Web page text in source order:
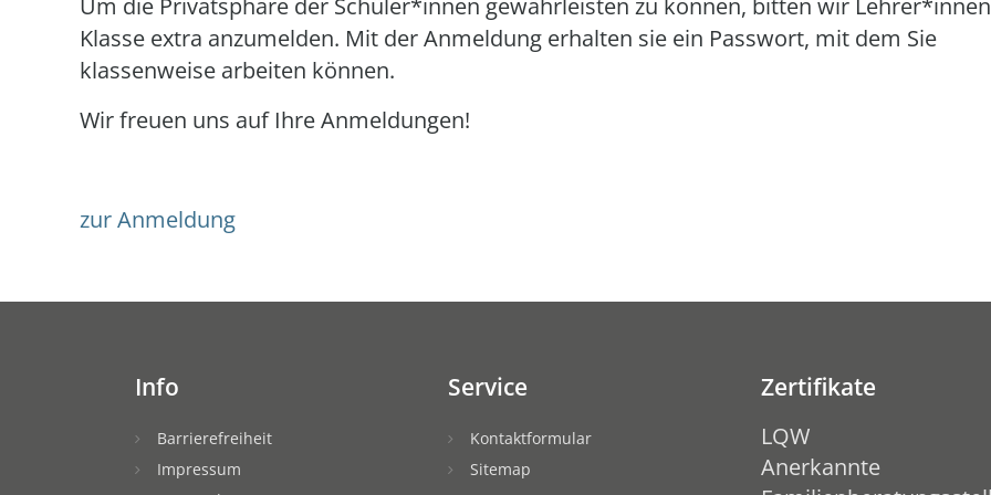
Um die Privatsphäre der Schüler*innen gewährleisten zu können, bitten wir
Klasse extra anzumelden. Mit der Anmeldung erhalten sie ein Passwort, mit dem Sie
klassenweise arbeiten können.
Wir freuen uns auf Ihre Anmeldungen!
zur Anmeldung
Info
Barrierefreiheit
Impressum
Service
Kontaktformular
Sitemap
Zertifikate
LQW
Anerkannte